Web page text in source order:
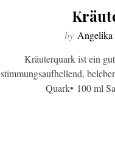
by Angelika
Kräuterquark ist ein
stimmungsaufhellend,
Quark• 100 ml